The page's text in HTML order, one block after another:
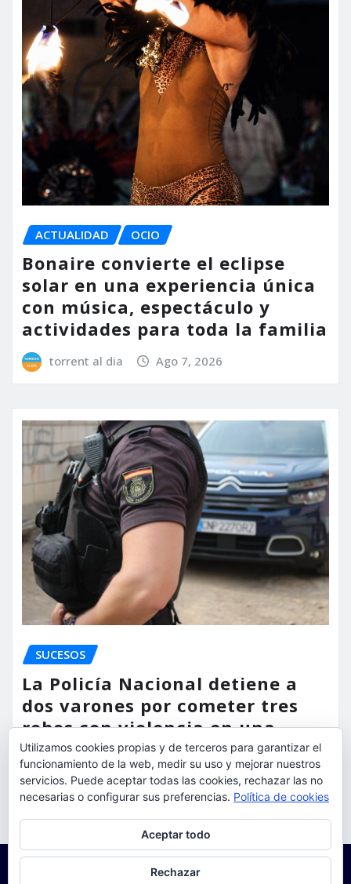
ACTUALIDAD OCIO
Bonaire convierte el eclipse
solar en una experiencia única
con música, espectáculo y
actividades para toda la familia
torrent al dia Ago 7, 2026
SUCESOS
La Policía Nacional detiene a
dos varones por cometer tres
robos con violencia en una
misma mañana
torrent al dia Ago 7, 2026
Utilizamos cookies propias y de terceros para garantizar el
funcionamiento de la web, medir su uso y mejorar nuestros
servicios. Puede aceptar todas las cookies, rechazar las no
necesarias o configurar sus preferencias. Política de cookies
Aceptar todo
Rechazar
Para obtener más información, incluido cómo gestionar las cookies,